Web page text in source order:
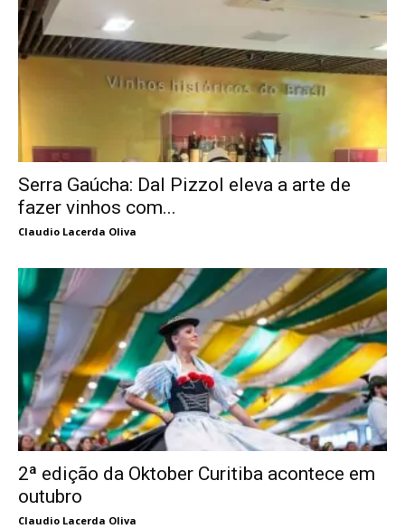
Serra Gaúcha: Dal Pizzol eleva a arte de
fazer vinhos com...
Claudio Lacerda Oliva
2ª edição da Oktober Curitiba acontece em
outubro
Claudio Lacerda Oliva